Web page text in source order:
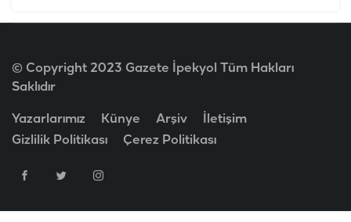
© Copyright 2023 Gazete İpekyol Tüm Hakları
Saklıdır
Yazarlarımız Künye Arşiv
İletişim
Gizlilik Politikası
Çerez Politikası